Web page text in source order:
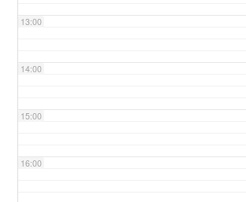
13:00
14:00
15:00
16:00